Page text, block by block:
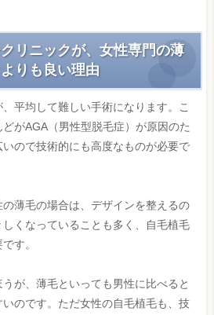
リニックが、女性専門の薄
りも良い理由
平均して難しい手術になります。こ
がAGA（男性型脱毛症）が原因のた
ので技術的にも高度なものが必要で
薄毛の場合は、デザインを整えるの
くなっていることも多く、自毛植毛
す。
が、薄毛といっても男性に比べると
のです。ただ女性の自毛植毛も、技